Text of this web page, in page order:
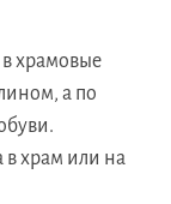
в храмовые
а по
в храм или на